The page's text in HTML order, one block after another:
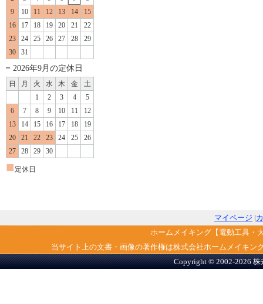
9
10 11 12 13 14
15
16
17 18 19 20 21
22
23
24 25 26 27 28
29
30
31
2026年9月の定休日
日 月 火 水 木 金
土
1
2 3 4
5
6
7 8 9 10 11
12
13
14 15 16 17 18
19
20
21 22 23 24 25
26
27
28 29 30
■ 定休日
マイページ |
ホームメイキング【電動工具・
当サイト上の文書・画像の著作権は株式会社ホームメイキ
Copyright © 2002-2026